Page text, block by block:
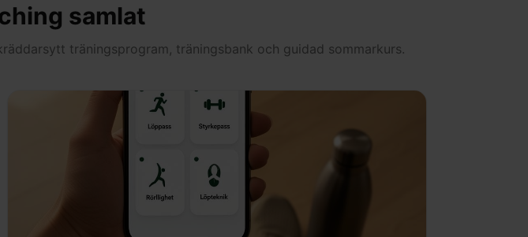
samlat
träningsprogram, träningsbank och guidad sommarkurs.